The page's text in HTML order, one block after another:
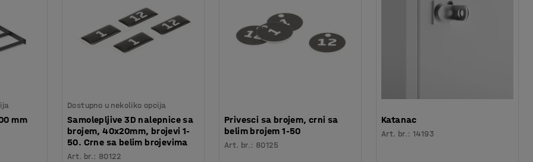
mm
Dostupno u nekoliko opcija
Samolepljive 3D nalepnice sa
brojem, 40x20mm, brojevi 1-
50. Crne sa belim brojevima
Art. br.: 80122
Privesci sa brojem, crni sa
belim brojem 1-50
Art. br.: 80125
Katanac
Art. br.:14193